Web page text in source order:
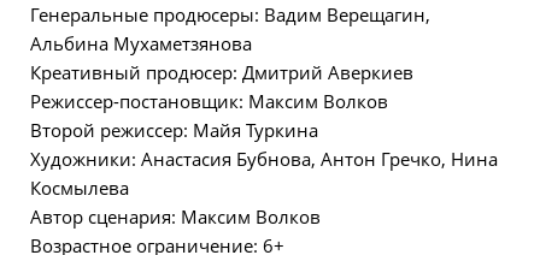
Генеральные продюсеры: Вадим Верещагин,
Альбина Мухаметзянова
Креативный продюсер: Дмитрий Аверкиев
Режиссер-постановщик: Максим Волков
Второй режиссер: Майя Туркина
Художники: Анастасия Бубнова, Антон Гречко, Нина
Космылева
Автор сценария: Максим Волков
Возрастное ограничение: 6+